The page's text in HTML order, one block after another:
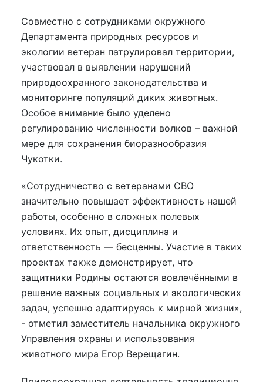
Совместно с сотрудниками окружного
Департамента природных ресурсов и
экологии ветеран патрулировал территории,
участвовал в выявлении нарушений
природоохранного законодательства и
мониторинге популяций диких животных.
Особое внимание было уделено
регулированию численности волков – важной
мере для сохранения биоразнообразия
Чукотки.
«Сотрудничество с ветеранами СВО
значительно повышает эффективность нашей
работы, особенно в сложных полевых
условиях. Их опыт, дисциплина и
ответственность — бесценны. Участие в таких
проектах также демонстрирует, что
защитники Родины остаются вовлечёнными в
решение важных социальных и экологических
задач, успешно адаптируясь к мирной жизни»,
- отметил заместитель начальника окружного
Управления охраны и использования
животного мира Егор Верещагин.